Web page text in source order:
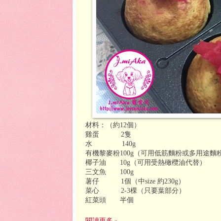
材料：（約12個）
雞蛋 2隻
水 140g
有機黎麥粉100g （可用低筋麵粉或多用途麵
椰子油 10g （可用受熱橄欖油代替）
三文魚
100g
薯仔 1個（中size 約230g）
菜心 2-3棵（只要葉部分）
紅菜頭
半個